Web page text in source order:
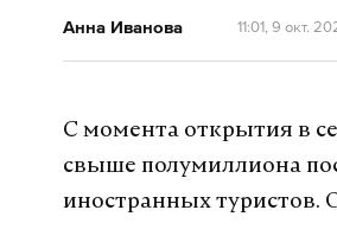
Анна Иванова 11:01, 9 окт.
С момента открытия в
свыше полумиллиона
иностранных туристов.